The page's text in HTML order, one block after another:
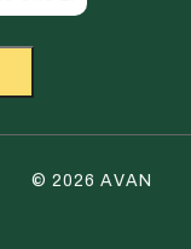
© 2026 AVAN